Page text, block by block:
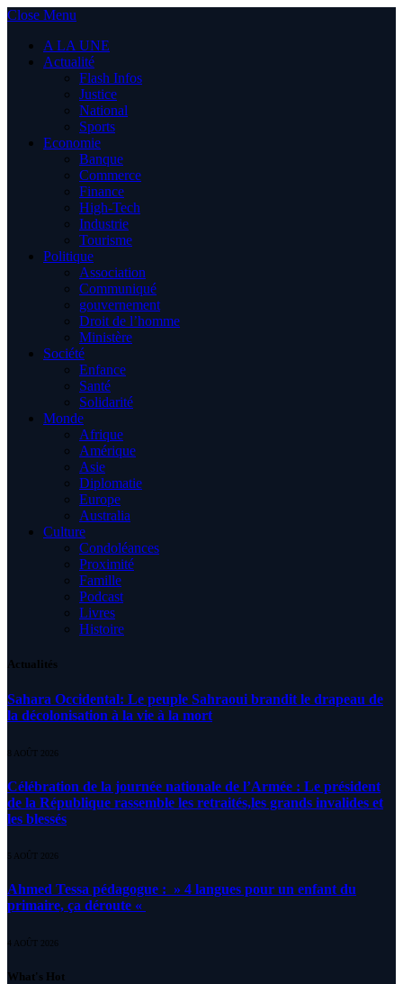
Close Menu
A LA UNE
Actualité
Flash Infos
Justice
National
Sports
Economie
Banque
Commerce
Finance
High-Tech
Industrie
Tourisme
Politique
Association
Communiqué
gouvernement
Droit de l’homme
Ministère
Société
Enfance
Santé
Solidarité
Monde
Afrique
Amérique
Asie
Diplomatie
Europe
Australia
Culture
Condoléances
Proximité
Famille
Podcast
Livres
Histoire
Actualités
Sahara Occidental: Le peuple Sahraoui brandit le drapeau de
la décolonisation à la vie à la mort
8 AOÛT 2026
Célébration de la journée nationale de l’Armée : Le président
de la République rassemble les retraités,les grands invalides et
les blessés
5 AOÛT 2026
Ahmed Tessa pédagogue : » 4 langues pour un enfant du
primaire, ça déroute «
4 AOÛT 2026
What's Hot